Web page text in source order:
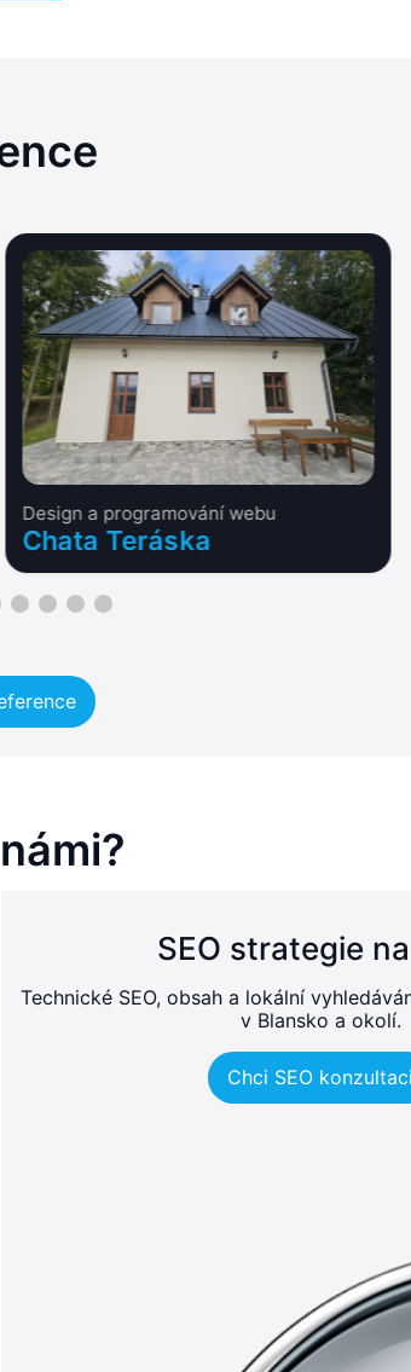
Design a programování webu
Chata Teráska
SEO strategie
Technické SEO, obsah a lokální
v Blansko a okolí.
Chci SEO konzultaci